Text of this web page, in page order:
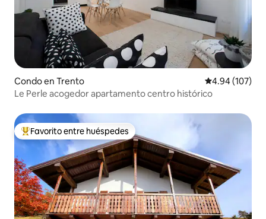
Condo en Trento Calificación
4.94 (107)
Le Perle acogedor apartamento centro histórico
Favorito entre huéspedes preferido
Favorito entre huéspedes